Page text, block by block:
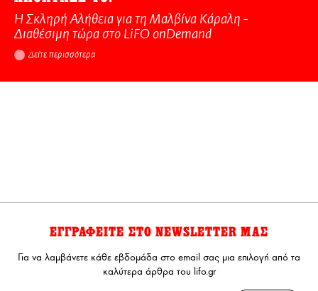
Η Σκληρή Αλήθεια για τη Μαλβίνα Κάραλη -
Διαθέσιμη τώρα στo LiFO onDemand
Δείτε περισσότερα
ΕΓΓΡΑΦΕΙΤΕ ΣΤΟ NEWSLETTER ΜΑΣ
Για να λαμβάνετε κάθε εβδομάδα στο email σας μια επιλογή από τα
καλύτερα άρθρα του lifo.gr